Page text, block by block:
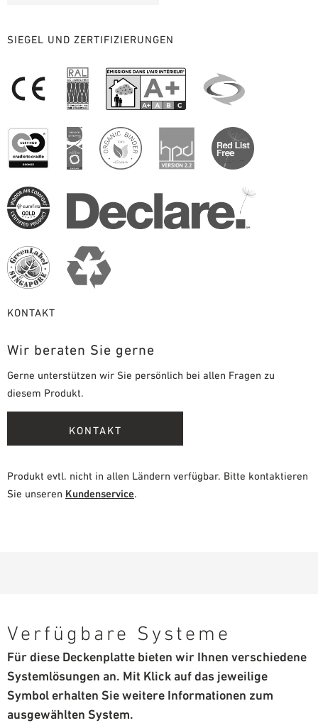
SIEGEL UND ZERTIFIZIERUNGEN
KONTAKT
Wir beraten Sie gerne
Gerne unterstützen wir Sie persönlich bei allen Fragen zu
diesem Produkt.
KONTAKT
Produkt evtl. nicht in allen Ländern verfügbar. Bitte kontaktieren
Sie unseren Kundenservice.
Verfügbare Systeme
Für diese Deckenplatte bieten wir Ihnen verschiedene
Systemlösungen an. Mit Klick auf das jeweilige
Symbol erhalten Sie weitere Informationen zum
ausgewählten System.